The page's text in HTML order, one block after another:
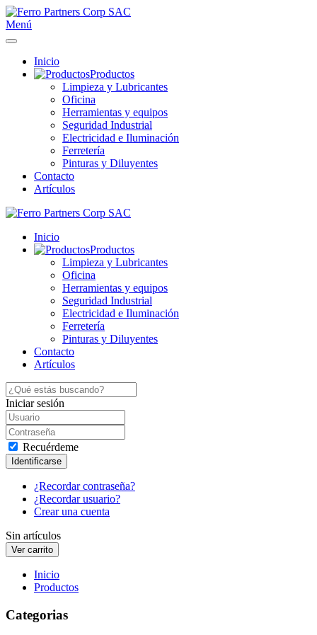
Menú
Inicio
Productos
Limpieza y Lubricantes
Oficina
Herramientas y equipos
Seguridad Industrial
Electricidad e Iluminación
Ferretería
Pinturas y Diluyentes
Contacto
Artículos
Inicio
Productos
Limpieza y Lubricantes
Oficina
Herramientas y equipos
Seguridad Industrial
Electricidad e Iluminación
Ferretería
Pinturas y Diluyentes
Contacto
Artículos
Iniciar sesión
Recuérdeme
Identificarse
¿Recordar contraseña?
¿Recordar usuario?
Crear una cuenta
Sin artículos
Inicio
Productos
Categorias